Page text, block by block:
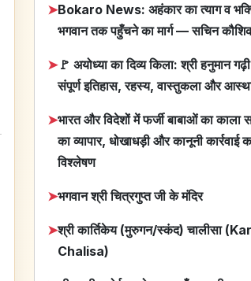
➤Bokaro News: अहंकार का त्याग व
भगवान तक पहुँचने का मार्ग — सचिन
➤🚩 अयोध्या का दिव्य किला: श्री हनुमान
संपूर्ण इतिहास, रहस्य, वास्तुकला और
➤भारत और विदेशों में फर्जी बाबाओं का
का व्यापार, धोखाधड़ी और कानूनी कार्रवाई
विश्लेषण
➤भगवान श्री चित्रगुप्त जी के मंदिर
➤श्री कार्तिकेय (मुरुगन/स्कंद) चालीसा
Chalisa)